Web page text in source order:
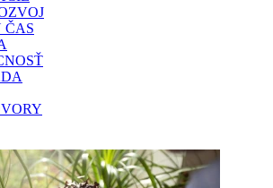
ČAS